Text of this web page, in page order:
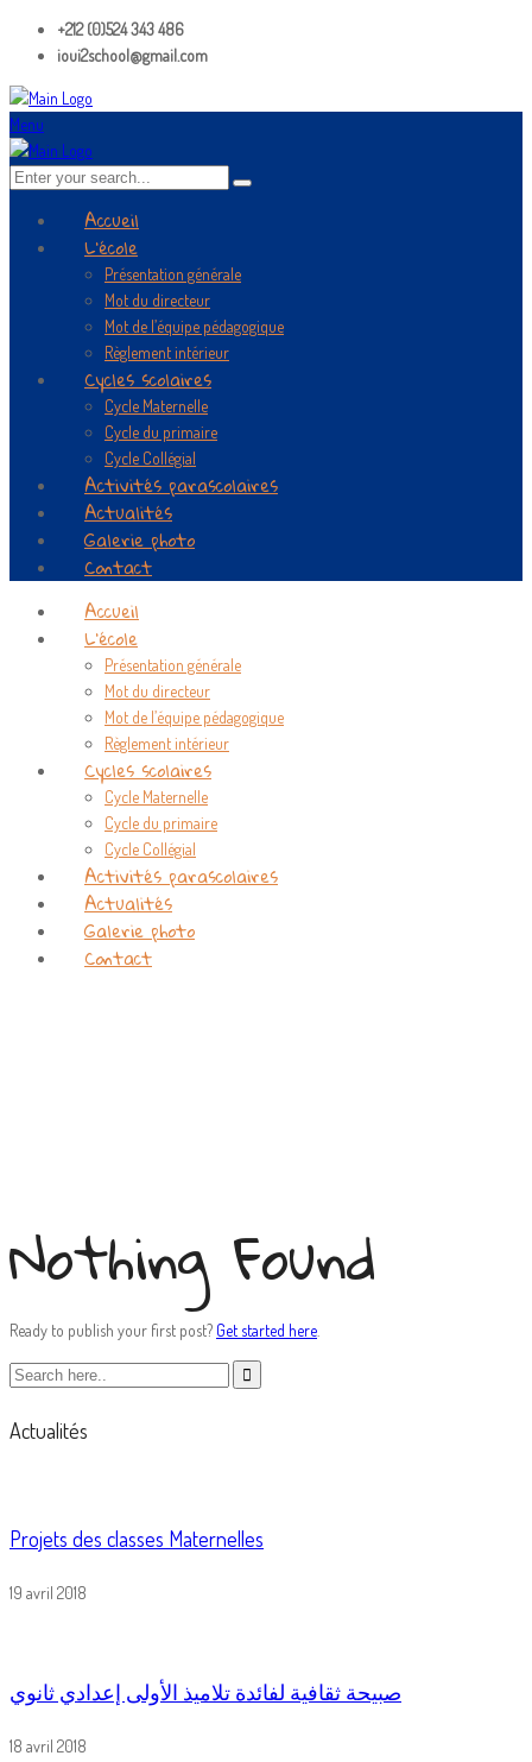
+212 (0)524 343 486
ioui2school@gmail.com
Menu
Accueil
L’école
Présentation générale
Mot du directeur
Mot de l’équipe pédagogique
Règlement intérieur
Cycles scolaires
Cycle Maternelle
Cycle du primaire
Cycle Collégial
Activités parascolaires
Actualités
Galerie photo
Contact
Accueil
L’école
Présentation générale
Mot du directeur
Mot de l’équipe pédagogique
Règlement intérieur
Cycles scolaires
Cycle Maternelle
Cycle du primaire
Cycle Collégial
Activités parascolaires
Actualités
Galerie photo
Contact
Nothing Found
Ready to publish your first post? Get started here
Actualités
Projets des classes Maternelles
19 avril 2018
صبيحة ثقافية لفائدة تلاميذ الأولى إعدادي ثانوي
18 avril 2018